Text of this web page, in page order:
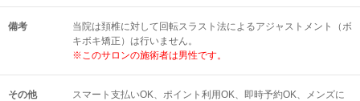
備考
当院は頚椎に対して回転スラスト法によるアジャストメント（ボ
キボキ矯正）は行いません。
※このサロンの施術者は男性です。
その他 スマート支払いOK ポイント利用OK 即時予約OK
メンズに